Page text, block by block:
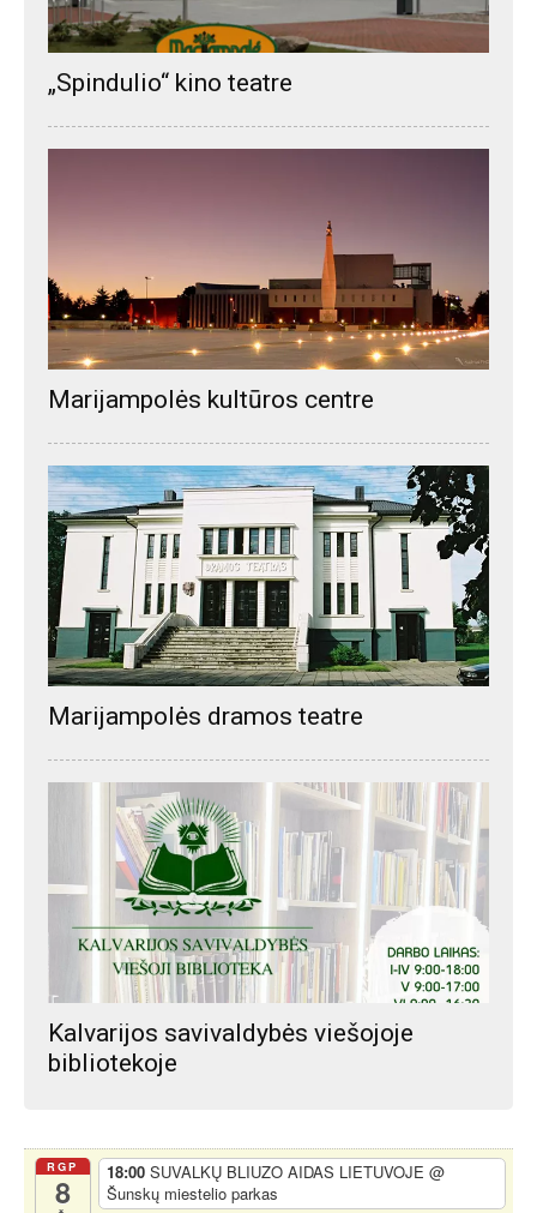
„Spindulio“ kino teatre
Marijampolės kultūros centre
Marijampolės dramos teatre
Kalvarijos savivaldybės viešojoje
bibliotekoje
RGP
8
18:00 SUVALKŲ BLIUZO AIDAS LIETUVOJE @
Šunskų miestelio parkas